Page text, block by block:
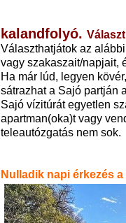
kalandfolyó.
Választhatjátok az
vagy szakaszait/napjait,
Ha már lúd, legyen
sátrazhat a Sajó partján
Sajó vízitúrát egyetlen
apartman(oka)t vagy
teleautózgatás nem sok.
Nulladik napi érkezés